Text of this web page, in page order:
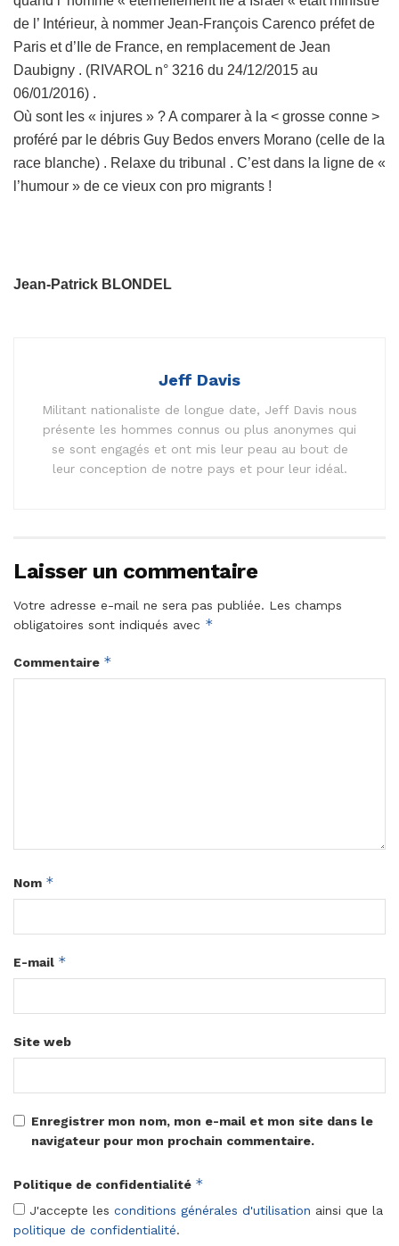
de l’ Intérieur, à nommer Jean-François Carenco préfet de
Paris et d’Ile de France, en remplacement de Jean
Daubigny . (RIVAROL n° 3216 du 24/12/2015 au
06/01/2016) .
Où sont les « injures » ? A comparer à la < grosse conne >
proféré par le débris Guy Bedos envers Morano (celle de la
race blanche) . Relaxe du tribunal . C’est dans la ligne de «
l’humour » de ce vieux con pro migrants !
Jean-Patrick BLONDEL
Jeff Davis
Militant nationaliste de longue date, Jeff Davis nous
présente les hommes connus ou plus anonymes qui
se sont engagés et ont mis leur peau au bout de
leur conception de notre pays et pour leur idéal.
Laisser un commentaire
Votre adresse e-mail ne sera pas publiée. Les champs
obligatoires sont indiqués avec *
Commentaire *
Nom *
E-mail *
Site web
Enregistrer mon nom, mon e-mail et mon site dans le
navigateur pour mon prochain commentaire.
Politique de confidentialité *
J'accepte les conditions générales d'utilisation ainsi que la
politique de confidentialité.